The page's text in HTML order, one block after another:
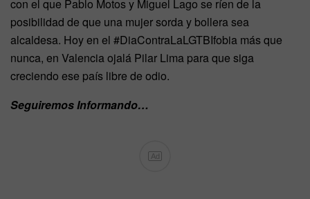
con el que Pablo Motos y Miguel Lago se ríen de la
posibilidad de que una mujer sorda y bollera sea
alcaldesa. Hoy en el #DiaContraLaLGTBIfobia más que
nunca, en Valencia ojalá Pilar Lima para que siga
creciendo ese país libre de odio.
Seguiremos Informando…
Ad